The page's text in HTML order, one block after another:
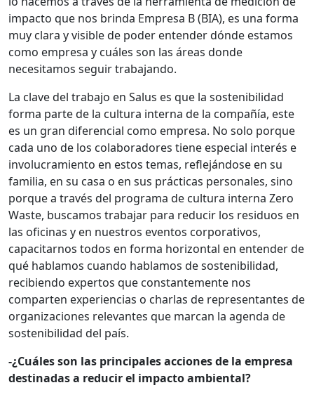
impacto que nos brinda Empresa B (BIA), es una forma
muy clara y visible de poder entender dónde estamos
como empresa y cuáles son las áreas donde
necesitamos seguir trabajando.
La clave del trabajo en Salus es que la sostenibilidad
forma parte de la cultura interna de la compañía, este
es un gran diferencial como empresa. No solo porque
cada uno de los colaboradores tiene especial interés e
involucramiento en estos temas, reflejándose en su
familia, en su casa o en sus prácticas personales, sino
porque a través del programa de cultura interna Zero
Waste, buscamos trabajar para reducir los residuos en
las oficinas y en nuestros eventos corporativos,
capacitarnos todos en forma horizontal en entender de
qué hablamos cuando hablamos de sostenibilidad,
recibiendo expertos que constantemente nos
comparten experiencias o charlas de representantes de
organizaciones relevantes que marcan la agenda de
sostenibilidad del país.
-¿Cuáles son las principales acciones de la empresa
destinadas a reducir el impacto ambiental?